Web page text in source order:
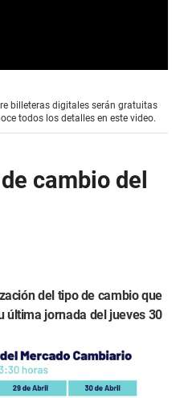
billeteras digitales serán gratuitas
todos los detalles en este video.
cambio del
del tipo de cambio que
última jornada del jueves 30